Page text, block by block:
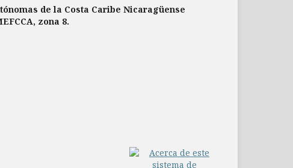
de la Costa Caribe Nicaragüense
zona 8.